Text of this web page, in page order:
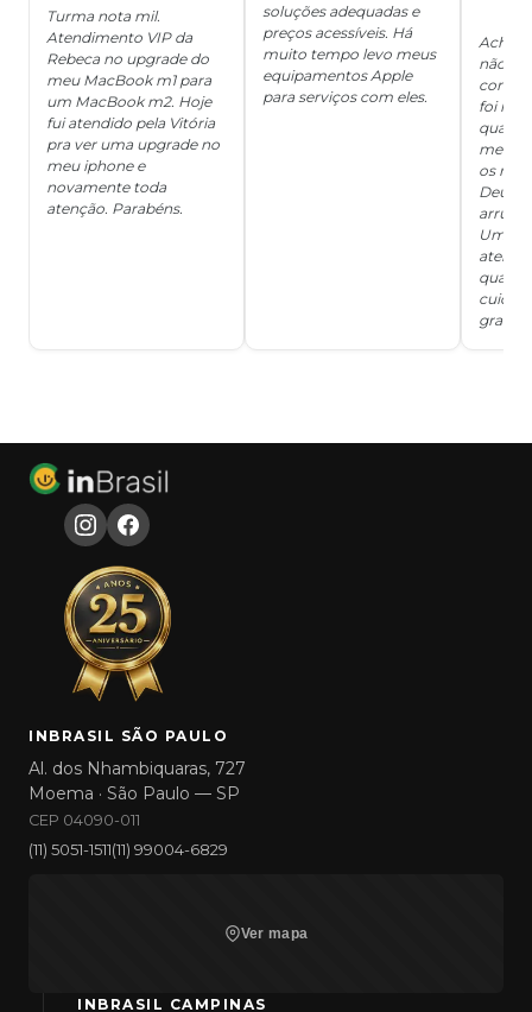
Turma nota mil.
Atendimento VIP da
Rebeca no upgrade do
meu MacBook m1 para
um MacBook m2. Hoje
fui atendido pela Vitória
pra ver uma upgrade no
meu iphone e
novamente toda
atenção. Parabéns.
soluções adequadas e
preços acessíveis. Há
muito tempo levo meus
equipamentos Apple
para serviços com eles.
Achei
não
foi
me
os
Deus,
Um
grata!!!
INBRASIL SÃO PAULO
Al. dos Nhambiquaras, 727
Moema · São Paulo — SP
CEP 04090-011
(11) 5051-1511(11) 99004-6829
Ver mapa
INBRASIL CAMPINAS